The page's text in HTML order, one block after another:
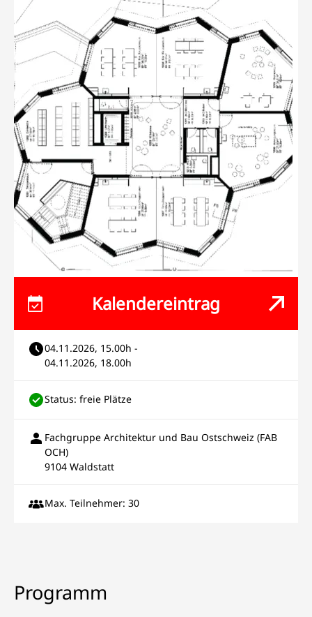
Kalendereintrag
04.11.2026, 15.00h -
04.11.2026, 18.00h
Status: freie Plätze
Fachgruppe Architektur und Bau Ostschweiz (FAB
OCH)
9104 Waldstatt
Max. Teilnehmer: 30
Programm